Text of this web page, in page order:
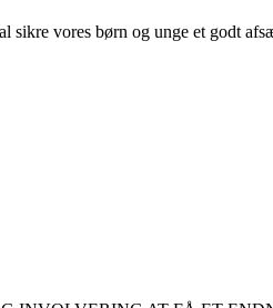
vores børn og unge et godt